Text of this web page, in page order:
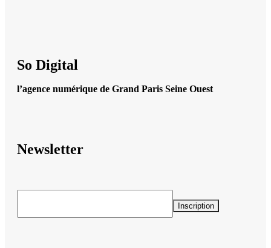
So Digital
l’agence numérique de Grand Paris Seine Ouest
Newsletter